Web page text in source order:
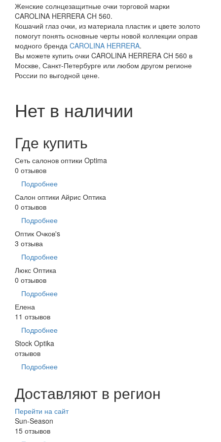
Женские солнцезащитные очки торговой марки
CAROLINA HERRERA CH 560.
Кошачий глаз очки, из материала пластик и цвете золото
помогут понять основные черты новой коллекции оправ
модного бренда CAROLINA HERRERA.
Вы можете купить очки CAROLINA HERRERA CH 560 в
Москве, Санкт-Петербурге или любом другом регионе
России по выгодной цене.
Нет в наличии
Где купить
Сеть салонов оптики Optima
0 отзывов
Подробнее
Салон оптики Айрис Оптика
0 отзывов
Подробнее
Оптик Очков's
3 отзыва
Подробнее
Люкс Оптика
0 отзывов
Подробнее
Елена
11 отзывов
Подробнее
Stock Optika
отзывов
Подробнее
Доставляют в регион
Перейти на сайт
Sun-Season
15 отзывов